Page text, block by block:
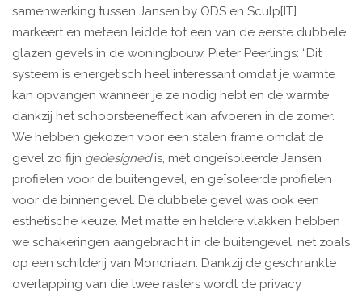
samenwerking tussen Jansen by ODS en Sculp[IT]
markeert en meteen leidde tot een van de eerste dubbele
glazen gevels in de woningbouw. Pieter Peerlings: “Dit
systeem is energetisch heel interessant omdat je warmte
kan opvangen wanneer je ze nodig hebt en de warmte
dankzij het schoorsteeneffect kan afvoeren in de zomer.
We hebben gekozen voor een stalen frame omdat de
gevel zo fijn gedesignedis, met ongeïsoleerde Jansen
profielen voor de buitengevel, en geïsoleerde profielen
voor de binnengevel. De dubbele gevel was ook een
esthetische keuze. Met matte en heldere vlakken hebben
we schakeringen aangebracht in de buitengevel, net zoals
op een schilderij van Mondriaan. Dankzij de geschrankte
overlapping van die twee rasters wordt de privacy